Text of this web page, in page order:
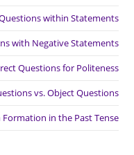
within Statements
with Negative Statements
Questions for Politeness
vs. Object Questions
in the Past Tense